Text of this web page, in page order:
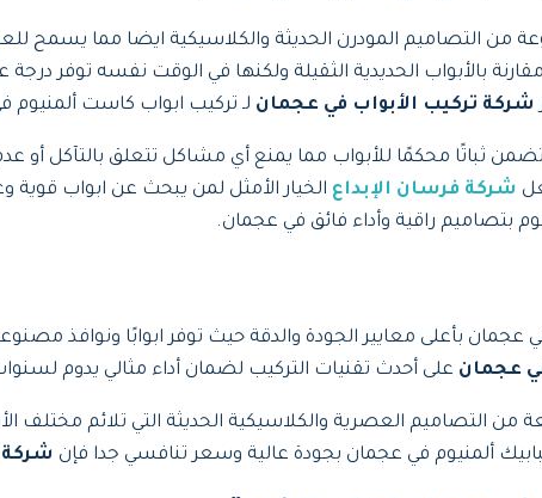
من التصاميم المودرن الحديثة والكلاسيكية ايضا مما يسمح
بالأبواب الحديدية الثقيلة ولكنها في الوقت نفسه توفر
شركة تركيب الأبواب في عجمان لـ تركيب ابواب كاست
ثباتًا محكمًا للأبواب مما يمنع أي مشاكل تتعلق بالتآكل أو
شركة فرسان الإبداع الخيار الأمثل لمن يبحث عن ابواب قوية
بتصاميم راقية وأداء فائق في عجمان.
عجمان بأعلى معايير الجودة والدقة حيث توفر ابوابًا ونوافذ
عجمان على أحدث تقنيات التركيب لضمان أداء مثالي يدوم
التصاميم العصرية والكلاسيكية الحديثة التي تلائم مختلف
ألمنيوم في عجمان بجودة عالية وسعر تنافسي جدا فإن شركة